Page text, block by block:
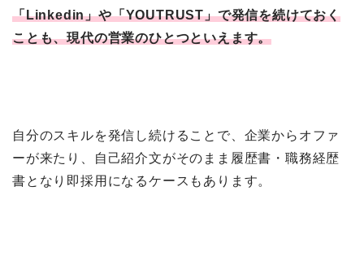
「Linkedin」や「YOUTRUST」で発信を続けておく
ことも、現代の営業のひとつといえます。
自分のスキルを発信し続けることで、企業からオファ
ーが来たり、自己紹介文がそのまま履歴書・職務経歴
書となり即採用になるケースもあります。